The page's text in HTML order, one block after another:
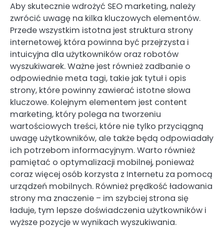
Aby skutecznie wdrożyć SEO marketing, należy
zwrócić uwagę na kilka kluczowych elementów.
Przede wszystkim istotna jest struktura strony
internetowej, która powinna być przejrzysta i
intuicyjna dla użytkowników oraz robotów
wyszukiwarek. Ważne jest również zadbanie o
odpowiednie meta tagi, takie jak tytuł i opis
strony, które powinny zawierać istotne słowa
kluczowe. Kolejnym elementem jest content
marketing, który polega na tworzeniu
wartościowych treści, które nie tylko przyciągną
uwagę użytkowników, ale także będą odpowiadały
ich potrzebom informacyjnym. Warto również
pamiętać o optymalizacji mobilnej, ponieważ
coraz więcej osób korzysta z Internetu za pomocą
urządzeń mobilnych. Również prędkość ładowania
strony ma znaczenie – im szybciej strona się
ładuje, tym lepsze doświadczenia użytkowników i
wyższe pozycje w wynikach wyszukiwania.